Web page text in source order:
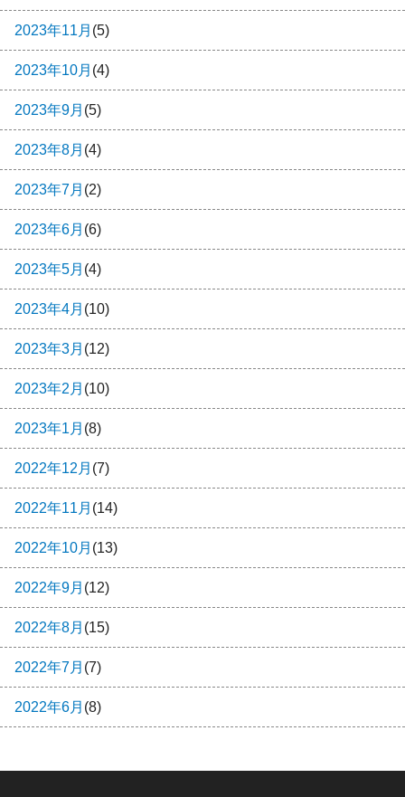
2023年11月 (5)
2023年10月 (4)
2023年9月 (5)
2023年8月 (4)
2023年7月 (2)
2023年6月 (6)
2023年5月 (4)
2023年4月 (10)
2023年3月 (12)
2023年2月 (10)
2023年1月 (8)
2022年12月 (7)
2022年11月 (14)
2022年10月 (13)
2022年9月 (12)
2022年8月 (15)
2022年7月 (7)
2022年6月 (8)